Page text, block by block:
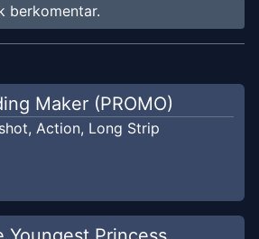
Aug 3, 2025
Jul 23, 2025
berkomentar.
Maker (PROMO)
, Action, Long Strip